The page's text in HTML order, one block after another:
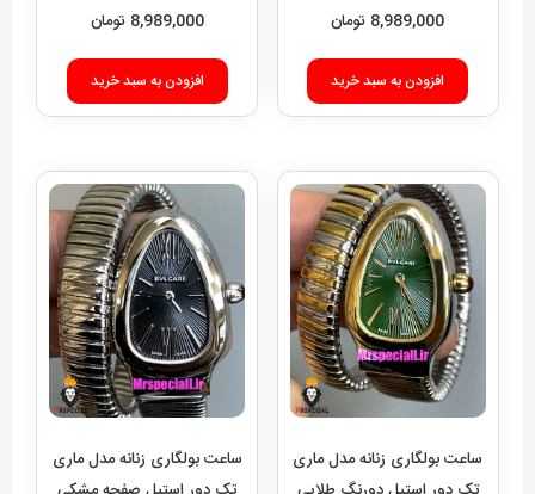
8,989,000 تومان
افزودن به سبد خرید
8,989,000 تومان
افزودن به سبد خرید
ساعت بولگاری زنانه مدل ماری
ساعت بولگاری زنانه مدل ماری